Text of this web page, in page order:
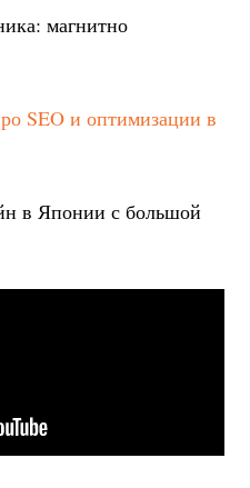
магнитно
SEO и оптимизации в
в Японии с большой